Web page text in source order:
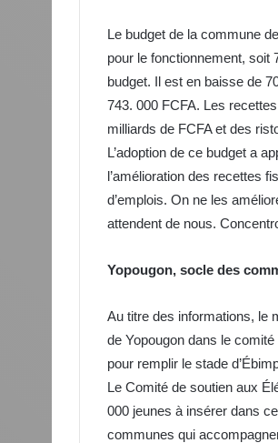
Le budget de la commune
pour le fonctionnement, soit
budget. Il est en baisse de
743. 000 FCFA. Les
milliards de FCFA et des
L’adoption de ce budget a
l’amélioration des recettes
d’emplois. On ne les
attendent de nous.
Yopougon, socle des
Au titre des informations, le
de Yopougon dans le
pour remplir le stade
Le Comité de soutien aux
000 jeunes à insérer dans
communes qui